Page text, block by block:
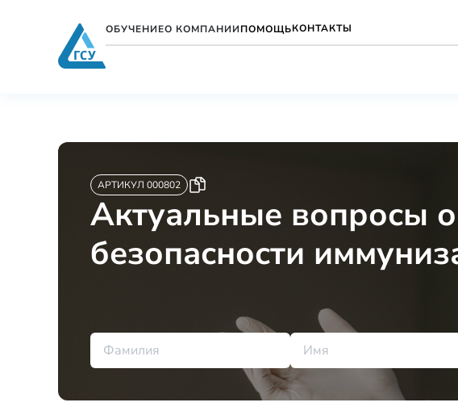
ОБУЧЕНИЕО КОМПАНИИПОМОЩЬКОНТАКТЫ
АРТИКУЛ 000802
Актуальные вопросы
безопасности